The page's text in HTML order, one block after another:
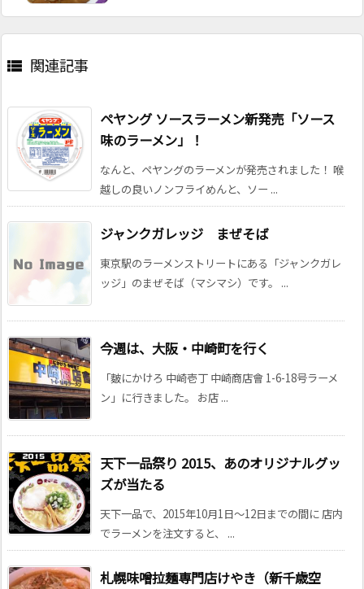
 関連記事
ペヤング ソースラーメン新発売「ソース
味のラーメン」！
なんと、ペヤングのラーメンが発売されました！ 喉
越しの良いノンフライめんと、ソー ...
ジャンクガレッジ まぜそば
東京駅のラーメンストリートにある「ジャンクガレ
ッジ」のまぜそば（マシマシ）です。 ...
今週は、大阪・中崎町を行く
「麬にかけろ 中崎壱丁 中崎商店會 1-6-18号ラーメ
ン」に行きました。 お店 ...
天下一品祭り 2015、あのオリジナルグッ
ズが当たる
天下一品で、2015年10月1日～12日までの間に 店内
でラーメンを注文すると、 ...
札幌味噌拉麺専門店けやき（新千歳空